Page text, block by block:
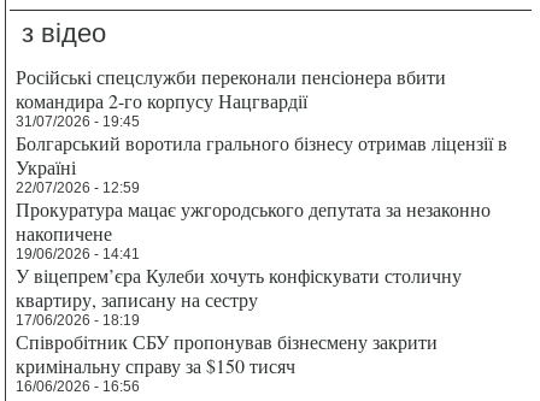
з відео
Російські спецслужби переконали пенсіонера вбити
командира 2-го корпусу Нацгвардії
31/07/2026 - 19:45
Болгарський воротила грального бізнесу отримав ліцензії в
Україні
22/07/2026 - 12:59
Прокуратура мацає ужгородського депутата за незаконно
накопичене
19/06/2026 - 14:41
У віцепрем’єра Кулеби хочуть конфіскувати столичну
квартиру, записану на сестру
17/06/2026 - 18:19
Співробітник СБУ пропонував бізнесмену закрити
кримінальну справу за $150 тисяч
16/06/2026 - 16:56